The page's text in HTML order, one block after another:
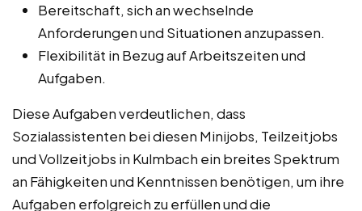
Bereitschaft, sich an wechselnde
Anforderungen und Situationen anzupassen.
Flexibilität in Bezug auf Arbeitszeiten und
Aufgaben.
Diese Aufgaben verdeutlichen, dass
Sozialassistenten bei diesen Minijobs, Teilzeitjobs
und Vollzeitjobs in Kulmbach ein breites Spektrum
an Fähigkeiten und Kenntnissen benötigen, um ihre
Aufgaben erfolgreich zu erfüllen und die